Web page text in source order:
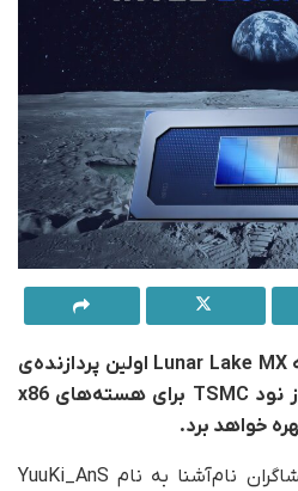
گزارش‌ها نشان می‌دهند که Lunar Lake MX اولین پردازنده‌ی
قدرتمند اینتل با استفاده از نود TSMC برای هسته‌های x86
، یکی از افشاگران نام‌آشنا به نام YuuKi_AnS